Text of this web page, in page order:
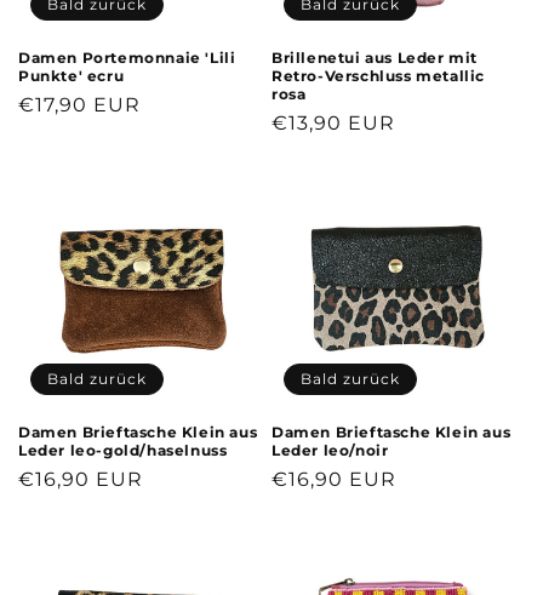
Bald zurück
Damen Portemonnaie 'Lili
Punkte' ecru
Normaler
€17,90 EUR
Bald zurück
Brillenetui aus Leder mit
Retro-Verschluss metallic
rosa
Normaler
€13,90 EUR
Bald zurück
Damen Brieftasche Klein aus
Leder leo-gold/haselnuss
Normaler
€16,90 EUR
Bald zurück
Damen Brieftasche Klein aus
Leder leo/noir
Normaler
€16,90 EUR